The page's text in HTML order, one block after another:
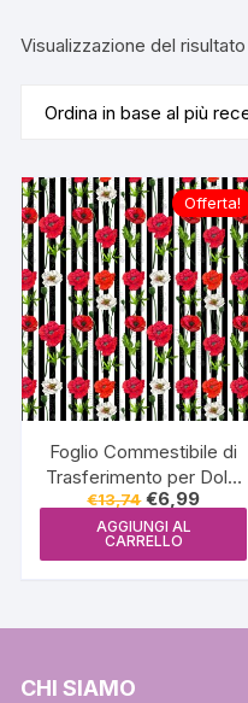
Visualizzazione del risultato
Offerta!
Foglio Commestibile di
Trasferimento per Dolci
– Fiori di Papavero
Rosso (vermelho) a
Righe (BSA071)
€13,74 Il
prezzo
originale
era:
€6,99Il
prezzo
AGGIUNGI AL
CARRELLO
CHI SIAMO